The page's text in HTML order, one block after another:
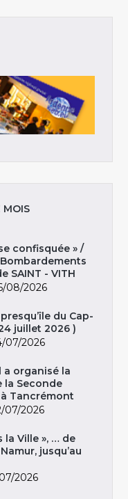
MOIS
confisquée » /
SAINT - VITH
08/2026
du Cap-
juillet 2026 )
07/2026
a organisé la
Seconde
Tancrémont
07/2026
la Ville », … de
jusqu’au
2026